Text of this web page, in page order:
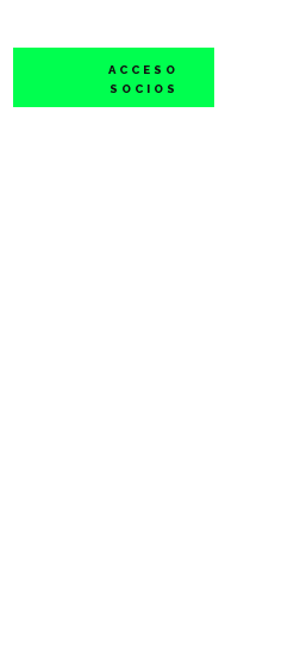
ACCESO
SOCIOS